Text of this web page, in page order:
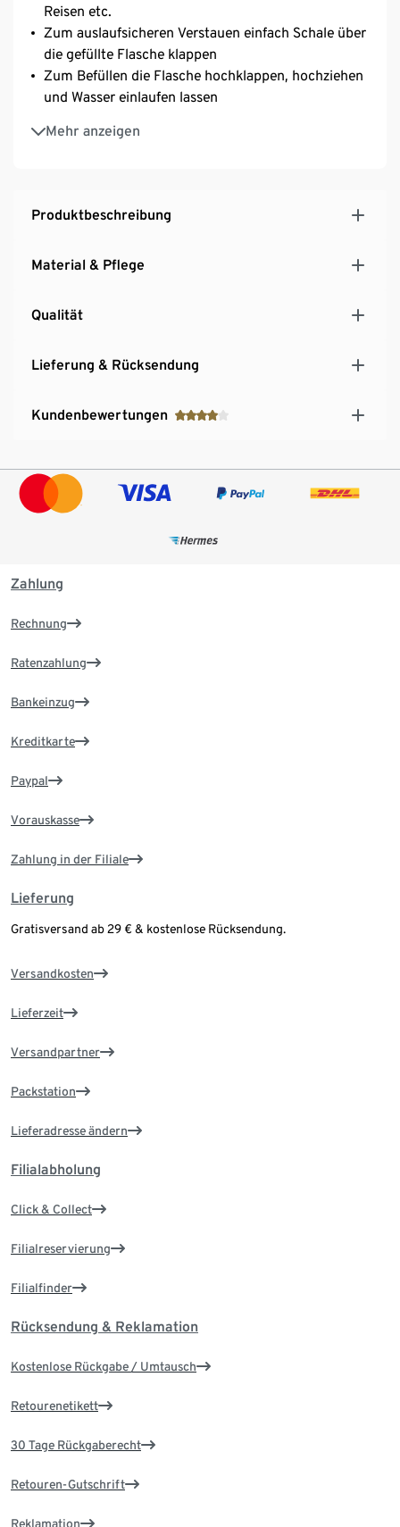
Reisen etc.
Zum auslaufsicheren Verstauen einfach Schale über
die gefüllte Flasche klappen
Zum Befüllen die Flasche hochklappen, hochziehen
und Wasser einlaufen lassen
Mehr anzeigen
Einfach zu säubern
Mit Karabiner – platzsparend am Rucksack zu
Produktbeschreibung
Material & Pflege
Qualität
Lieferung & Rücksendung
Kundenbewertungen
Zahlung
Rechnung
Ratenzahlung
Bankeinzug
Kreditkarte
Paypal
Vorauskasse
Zahlung in der Filiale
Lieferung
Gratisversand ab 29 € & kostenlose Rücksendung.
Versandkosten
Lieferzeit
Versandpartner
Packstation
Lieferadresse ändern
Filialabholung
Click & Collect
Filialreservierung
Filialfinder
Rücksendung & Reklamation
Kostenlose Rückgabe / Umtausch
Retourenetikett
30 Tage Rückgaberecht
Retouren-Gutschrift
Reklamation